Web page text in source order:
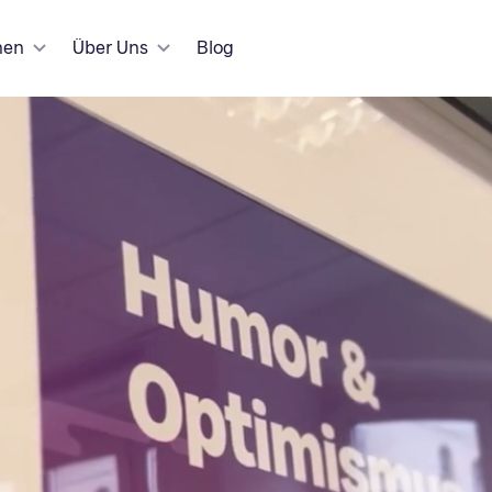
Über Uns Blog